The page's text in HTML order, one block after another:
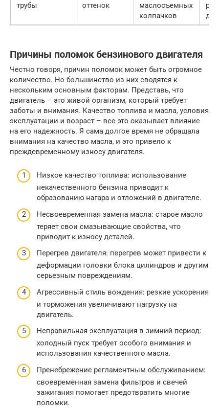
трубы
оттенок
маслосъемных
колпачков
Причины поломок бензинового двигателя
Честно говоря, причин поломок может быть огромное
количество. Но большинство из них сводятся к
нескольким основным факторам. Представь, что
двигатель – это живой организм, который требует
заботы и внимания. Качество топлива и масла, условия
эксплуатации и возраст – все это оказывает влияние
на его надежность. Я сама долгое время не обращала
внимания на качество масла, и это привело к
преждевременному износу двигателя.
Низкое качество топлива: использование
некачественного бензина приводит к
образованию нагара и отложений в двигателе.
Несвоевременная замена масла: старое масло
теряет свои смазывающие свойства, что
приводит к износу деталей.
Перегрев двигателя: перегрев может привести к
деформации головки блока цилиндров и другим
серьезным повреждениям.
Агрессивный стиль вождения: резкие ускорения
и торможения увеличивают нагрузку на
двигатель.
Неправильная эксплуатация в зимний период:
холодный пуск требует особого внимания и
использования качественного масла.
Пренебрежение регламентным обслуживанием:
своевременная замена фильтров и свечей
зажигания помогает предотвратить многие
поломки.